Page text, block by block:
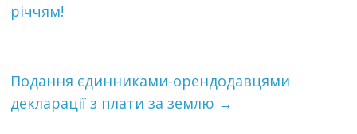
річчям!
Подання єдинниками-орендодавцями
декларації з плати за землю →